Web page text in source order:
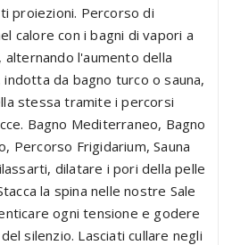
proiezioni. Percorso di
calore con i bagni di vapori a
l'aumento della
da bagno turco o sauna,
stessa tramite i percorsi
Bagno Mediterraneo, Bagno
Percorso Frigidarium, Sauna
dilatare i pori della pelle
la spina nelle nostre Sale
ogni tensione e godere
silenzio. Lasciati cullare negli